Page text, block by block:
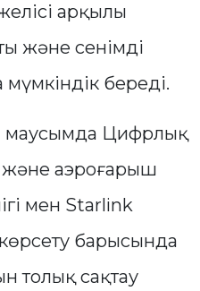
арқылы
және сенімді
береді.
маусымда Цифрлық
аэроғарыш
мен Starlink
барысында
толық сақтау